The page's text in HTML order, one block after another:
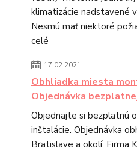
klimatizácie nadstavené
Nesmú mať niektoré
celé
17.02.2021
Obhliadka miesta
Objednávka
Objednajte si bezplatnú
inštalácie. Objednávka
Bratislave a okolí. Firma